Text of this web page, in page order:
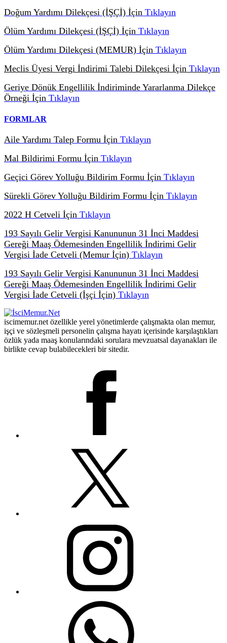
Doğum Yardımı Dilekçesi (İŞÇİ) İçin Tıklayın
Ölüm Yardımı Dilekçesi (İŞÇİ) İçin Tıklayın
Ölüm Yardımı Dilekçesi (MEMUR) İçin Tıklayın
Meclis Üyesi Vergi İndirimi Talebi Dilekçesi İçin Tıklayın
Geriye Dönük Engellilik İndiriminde Yararlanma Dilekçe
Örneği İçin Tıklayın
FORMLAR
Aile Yardımı Talep Formu İçin Tıklayın
Mal Bildirimi Formu İçin Tıklayın
Geçici Görev Yolluğu Bildirim Formu İçin Tıklayın
Sürekli Görev Yolluğu Bildirim Formu İçin Tıklayın
2022 H Cetveli İçin Tıklayın
193 Sayılı Gelir Vergisi Kanununun 31 İnci Maddesi
Gereği Maaş Ödemesinden Engellilik İndirimi Gelir
Vergisi İade Cetveli (Memur İçin) Tıklayın
193 Sayılı Gelir Vergisi Kanununun 31 İnci Maddesi
Gereği Maaş Ödemesinden Engellilik İndirimi Gelir
Vergisi İade Cetveli (İşçi İçin) Tıklayın
iscimemur.net özellikle yerel yönetimlerde çalışmakta olan memur,
işçi ve sözleşmeli personelin çalışma hayatı içerisinde karşılaştıkları
özlük yada maaş konularındaki sorulara mevzuatsal dayanakları ile
birlikte cevap bulabilecekleri bir sitedir.